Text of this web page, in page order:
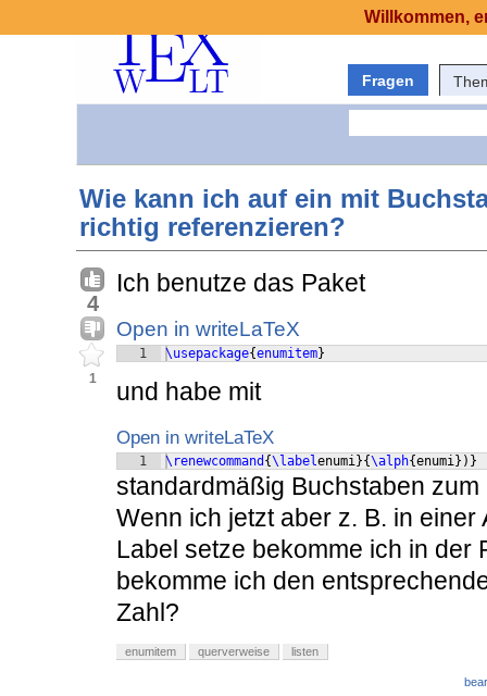
Fragen
Wie kann ich auf ein mit
richtig referenzieren?
4
1
Ich benutze das Paket
Open in writeLaTeX
1 \usepackage{enumitem}
und habe mit
Open in writeLaTeX
1 \renewcommand {\labelenumi}{\alph{enumi})}
standardmäßig Buchstaben
Wenn ich jetzt aber z. B. in
Label setze bekomme ich in der
bekomme ich den
Zahl?
enumitem querverweise listen
Willkommen,